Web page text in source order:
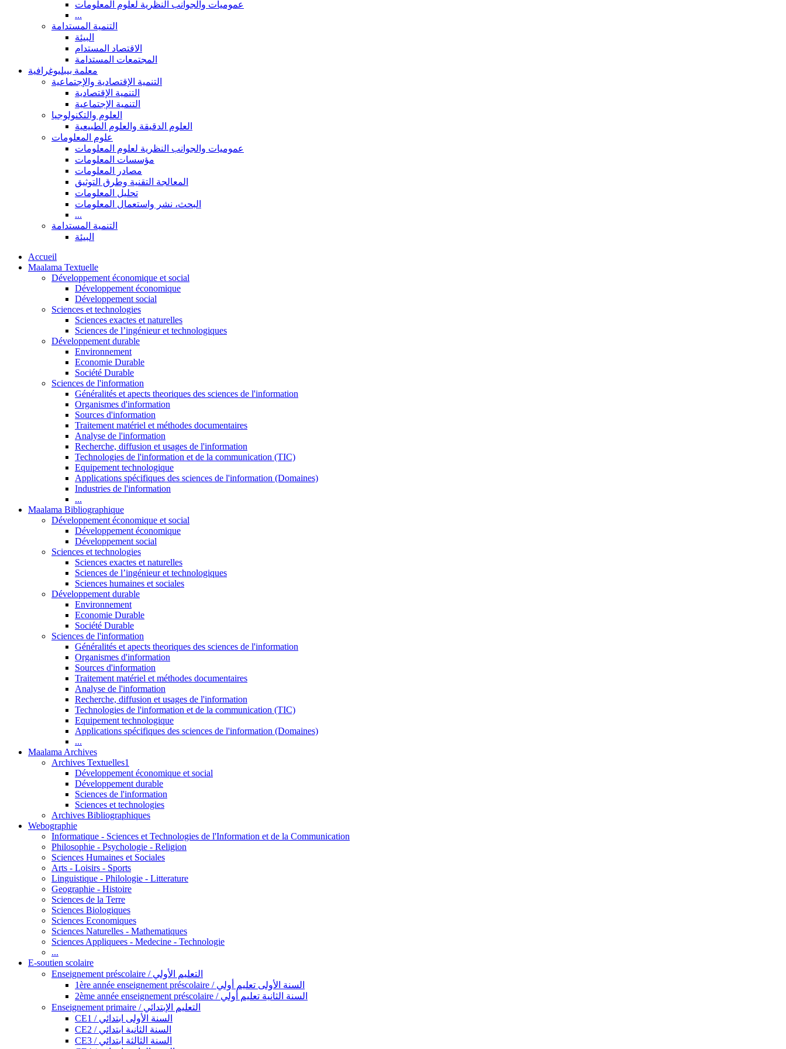
عموميات والجوانب النظرية لعلوم المعلومات
...
التنمية المستدامة
البيئة
الاقتصاد المستدام
المجتمعات المستدامة
معلمة بيبليوغرافية
التنمية الإقتصادية والإجتماعية
التنمية الإقتصادية
التنمية الإجتماعية
العلوم والتكنولوجيا
العلوم الدقيقة والعلوم الطبيعية
علوم المعلومات
عموميات والجوانب النظرية لعلوم المعلومات
مؤسسات المعلومات
مصادر المعلومات
المعالجة التقنية وطرق التوثيق
تحليل المعلومات
البحث، نشر واستعمال المعلومات
...
التنمية المستدامة
البيئة
Accueil
Maalama Textuelle
Développement économique et social
Développement économique
Développement social
Sciences et technologies
Sciences exactes et naturelles
Sciences de l’ingénieur et technologiques
Développement durable
Environnement
Economie Durable
Société Durable
Sciences de l'information
Généralités et apects theoriques des sciences de l'information
Organismes d'information
Sources d'information
Traitement matériel et méthodes documentaires
Analyse de l'information
Recherche, diffusion et usages de l'information
Technologies de l'information et de la communication (TIC)
Equipement technologique
Applications spécifiques des sciences de l'information (Domaines)
Industries de l'information
...
Maalama Bibliographique
Développement économique et social
Développement économique
Développement social
Sciences et technologies
Sciences exactes et naturelles
Sciences de l’ingénieur et technologiques
Sciences humaines et sociales
Développement durable
Environnement
Economie Durable
Société Durable
Sciences de l'information
Généralités et apects theoriques des sciences de l'information
Organismes d'information
Sources d'information
Traitement matériel et méthodes documentaires
Analyse de l'information
Recherche, diffusion et usages de l'information
Technologies de l'information et de la communication (TIC)
Equipement technologique
Applications spécifiques des sciences de l'information (Domaines)
...
Maalama Archives
Archives Textuelles1
Développement économique et social
Développement durable
Sciences de l'information
Sciences et technologies
Archives Bibliographiques
Webographie
Informatique - Sciences et Technologies de l'Information et de la Communication
Philosophie - Psychologie - Religion
Sciences Humaines et Sociales
Arts - Loisirs - Sports
Linguistique - Philologie - Litterature
Geographie - Histoire
Sciences de la Terre
Sciences Biologiques
Sciences Economiques
Sciences Naturelles - Mathematiques
Sciences Appliquees - Medecine - Technologie
...
E-soutien scolaire
Enseignement préscolaire / التعليم الأولي
1ère année enseignement préscolaire / السنة الأولى تعليم أولي
2ème année enseignement préscolaire / السنة الثانية تعليم أولي
Enseignement primaire / التعليم الإبتدائي
CE1 / السنة الأولى ابتدائي
CE2 / السنة الثانية ابتدائي
CE3 / السنة الثالثة ابتدائي